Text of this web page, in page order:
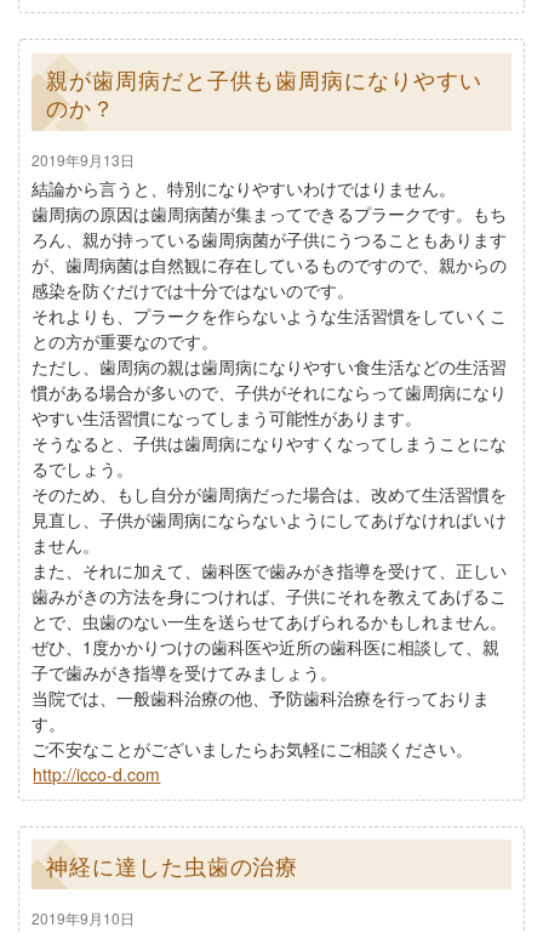
親が歯周病だと子供も歯周病になりやすい
のか？
2019年9月13日
結論から言うと、特別になりやすいわけではりません。
歯周病の原因は歯周病菌が集まってできるプラークです。もち
ろん、親が持っている歯周病菌が子供にうつることもあります
が、歯周病菌は自然観に存在しているものですので、親からの
感染を防ぐだけでは十分ではないのです。
それよりも、プラークを作らないような生活習慣をしていくこ
との方が重要なのです。
ただし、歯周病の親は歯周病になりやすい食生活などの生活習
慣がある場合が多いので、子供がそれにならって歯周病になり
やすい生活習慣になってしまう可能性があります。
そうなると、子供は歯周病になりやすくなってしまうことにな
るでしょう。
そのため、もし自分が歯周病だった場合は、改めて生活習慣を
見直し、子供が歯周病にならないようにしてあげなければいけ
ません。
また、それに加えて、歯科医で歯みがき指導を受けて、正しい
歯みがきの方法を身につければ、子供にそれを教えてあげるこ
とで、虫歯のない一生を送らせてあげられるかもしれません。
ぜひ、1度かかりつけの歯科医や近所の歯科医に相談して、親
子で歯みがき指導を受けてみましょう。
当院では、一般歯科治療の他、予防歯科治療を行っておりま
す。
ご不安なことがございましたらお気軽にご相談ください。
http://icco-d.com
神経に達した虫歯の治療
2019年9月10日